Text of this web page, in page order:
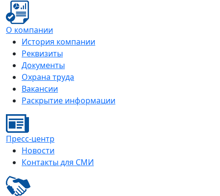
О компании
История компании
Реквизиты
Документы
Охрана труда
Вакансии
Раскрытие информации
Пресс-центр
Новости
Контакты для СМИ